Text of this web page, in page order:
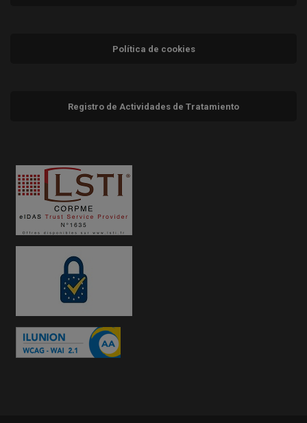
Política de cookies
Registro de Actividades de Tratamiento